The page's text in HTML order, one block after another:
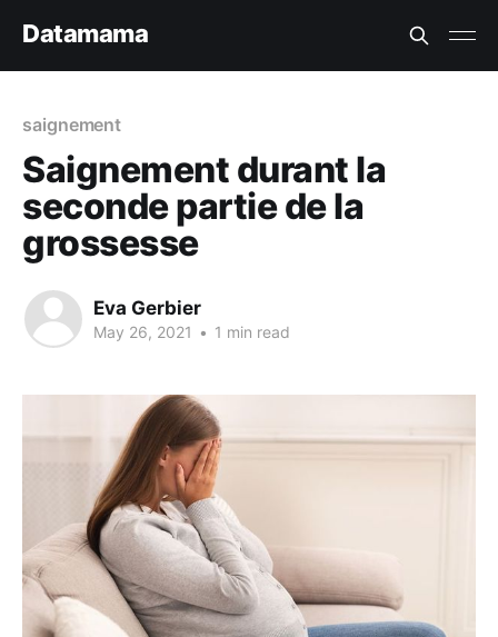
Datamama
saignement
Saignement durant la
seconde partie de la
grossesse
Eva Gerbier
May 26, 2021 • 1 min read